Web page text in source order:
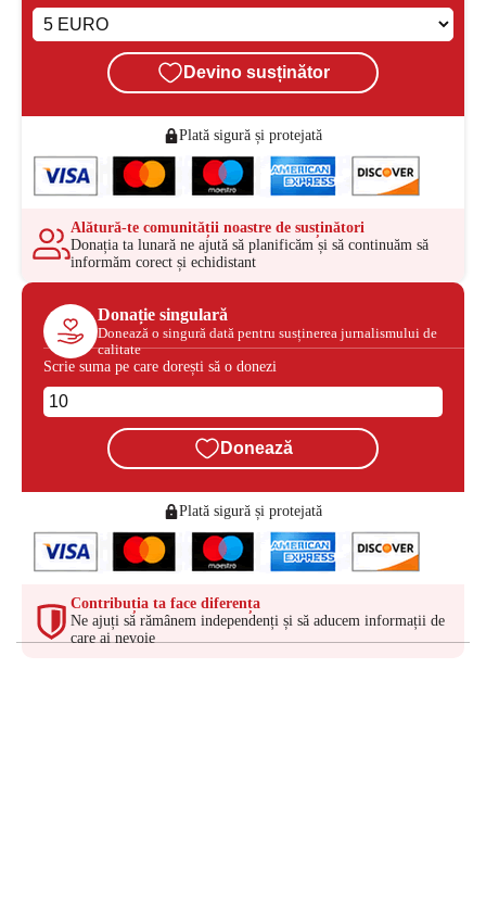
Devino susținător
Plată sigură și protejată
Alătură-te comunității noastre de susținători
Donația ta lunară ne ajută să planificăm și să continuăm să
informăm corect și echidistant
Donație singulară
Donează o singură dată pentru susținerea jurnalismului de
calitate
Scrie suma pe care dorești să o donezi
Donează
Plată sigură și protejată
Contribuția ta face diferența
Ne ajuți să rămânem independenți și să aducem informații de
care ai nevoie